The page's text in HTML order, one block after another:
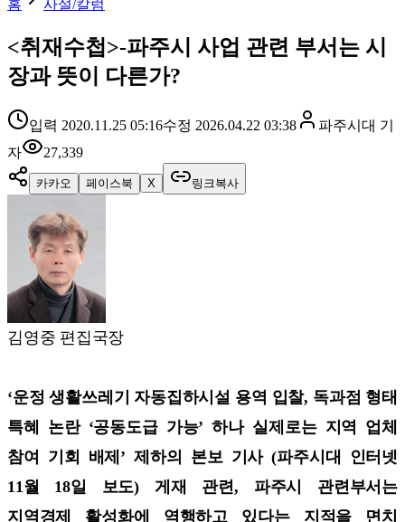
홈 사설/칼럼
<취재수첩>-파주시 사업 관련 부서는 시
장과 뜻이 다른가?
입력 2020.11.25 05:16수정 2026.04.22 03:38 파주시대 기
자
27,339
카카오 페이스북 X 링크복사
김영중 편집국장
‘운정 생활쓰레기 자동집하시설 용역 입찰, 독과점 형태
특혜 논란 ‘공동도급 가능’ 하나 실제로는 지역 업체
참여 기회 배제’ 제하의 본보 기사 (파주시대 인터넷
11월 18일 보도) 게재 관련, 파주시 관련부서는
지역경제 활성화에 역행하고 있다는 지적을 면치